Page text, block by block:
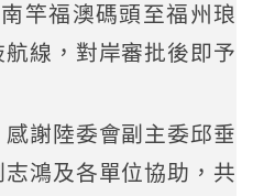
竿福澳碼頭至福州琅
線，對岸審批後即予
謝陸委會副主委邱垂
鴻及各單位協助，共